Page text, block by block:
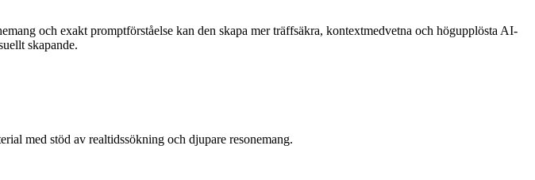
och exakt promptförståelse kan den skapa mer träffsäkra, kontextmedvetna och högupplösta AI-
skapande.
med stöd av realtidssökning och djupare resonemang.